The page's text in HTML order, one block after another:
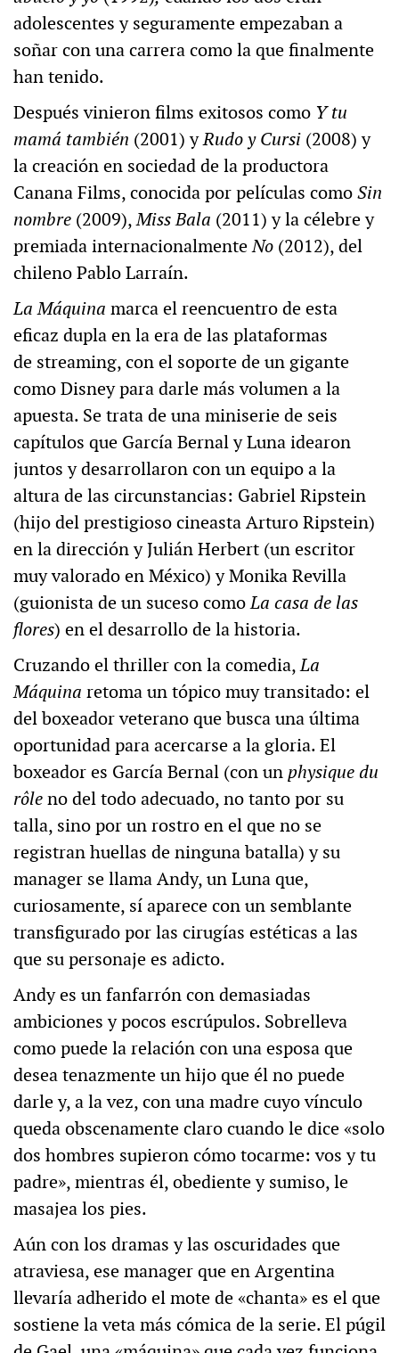
adolescentes y seguramente empezaban a
soñar con una carrera como la que finalmente
han tenido.
Después vinieron films exitosos como Y tu
mamá también (2001) yRudo y Cursi (2008) y
la creación en sociedad de la productora
Canana Films, conocida por películas comoSin
nombre (2009),Miss Bala (2011) y la célebre y
premiada internacionalmenteNo (2012), del
chileno Pablo Larraín.
La Máquina marca el reencuentro de esta
eficaz dupla en la era de las plataformas
de streaming, con el soporte de un gigante
como Disney para darle más volumen a la
apuesta. Se trata de una miniserie de seis
capítulos que García Bernal y Luna idearon
juntos y desarrollaron con un equipo a la
altura de las circunstancias: Gabriel Ripstein
(hijo del prestigioso cineasta Arturo Ripstein)
en la dirección y Julián Herbert (un escritor
muy valorado en México) y Monika Revilla
(guionista de un suceso comoLa casa de las
flores) en el desarrollo de la historia.
Cruzando el thriller con la comedia,La
Máquina retoma un tópico muy transitado: el
del boxeador veterano que busca una última
oportunidad para acercarse a la gloria. El
boxeador es García Bernal (con un physique du
rôleno del todo adecuado, no tanto por su
talla, sino por un rostro en el que no se
registran huellas de ninguna batalla) y su
manager se llama Andy, un Luna que,
curiosamente, sí aparece con un semblante
transfigurado por las cirugías estéticas a las
que su personaje es adicto.
Andy es un fanfarrón con demasiadas
ambiciones y pocos escrúpulos. Sobrelleva
como puede la relación con una esposa que
desea tenazmente un hijo que él no puede
darle y, a la vez, con una madre cuyo vínculo
queda obscenamente claro cuando le dice «solo
dos hombres supieron cómo tocarme: vos y tu
padre», mientras él, obediente y sumiso, le
masajea los pies.
Aún con los dramas y las oscuridades que
atraviesa, ese manager que en Argentina
llevaría adherido el mote de «chanta» es el que
sostiene la veta más cómica de la serie. El púgil